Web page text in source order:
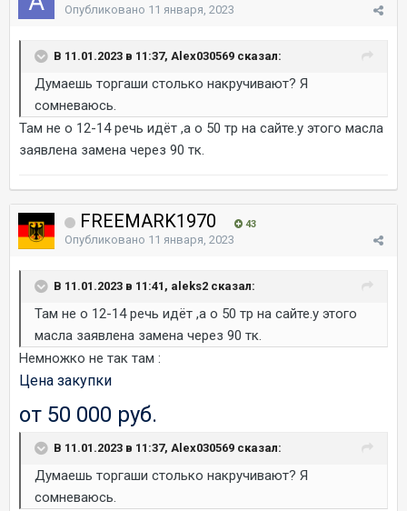
Опубликовано 11 января, 2023
В 11.01.2023 в 11:37, Alex030569 сказал:
Думаешь торгаши столько накручивают? Я
сомневаюсь.
Там не о 12-14 речь идёт ,а о 50 тр на сайте.у этого масла
заявлена замена через 90 тк.
FREEMARK1970 43
Опубликовано 11 января, 2023
В 11.01.2023 в 11:41, aleks2 сказал:
Там не о 12-14 речь идёт ,а о 50 тр на сайте.у этого
масла заявлена замена через 90 тк.
Немножко не так там :
Цена закупки
от 50 000 руб.
В 11.01.2023 в 11:37, Alex030569 сказал:
Думаешь торгаши столько накручивают? Я
сомневаюсь.